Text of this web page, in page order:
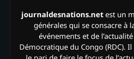
journaldesnations.netest un
générales qui se consacre à
événements et de
Démocratique du Congo (RDC).